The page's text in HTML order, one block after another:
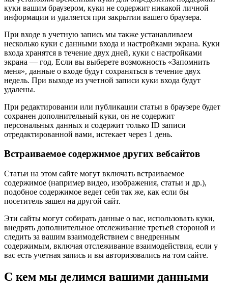
куки вашим браузером, куки не содержит никакой личной
информации и удаляется при закрытии вашего браузера.
При входе в учетную запись мы также устанавливаем
несколько куки с данными входа и настройками экрана. Куки
входа хранятся в течение двух дней, куки с настройками
экрана — год. Если вы выберете возможность «Запомнить
меня», данные о входе будут сохраняться в течение двух
недель. При выходе из учетной записи куки входа будут
удалены.
При редактировании или публикации статьи в браузере будет
сохранен дополнительный куки, он не содержит
персональных данных и содержит только ID записи
отредактированной вами, истекает через 1 день.
Встраиваемое содержимое других вебсайтов
Статьи на этом сайте могут включать встраиваемое
содержимое (например видео, изображения, статьи и др.),
подобное содержимое ведет себя так же, как если бы
посетитель зашел на другой сайт.
Эти сайты могут собирать данные о вас, использовать куки,
внедрять дополнительное отслеживание третьей стороной и
следить за вашим взаимодействием с внедренным
содержимым, включая отслеживание взаимодействия, если у
вас есть учетная запись и вы авторизовались на том сайте.
С кем мы делимся вашими данными